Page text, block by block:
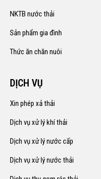
NKTB nước thải
Sản phẩm gia đình
Thức ăn chăn nuôi
DỊCH VỤ
Xin phép xả thải
Dịch vụ xử lý khí thải
Dịch vụ xử lý nước cấp
Dịch vụ xử lý nước thải